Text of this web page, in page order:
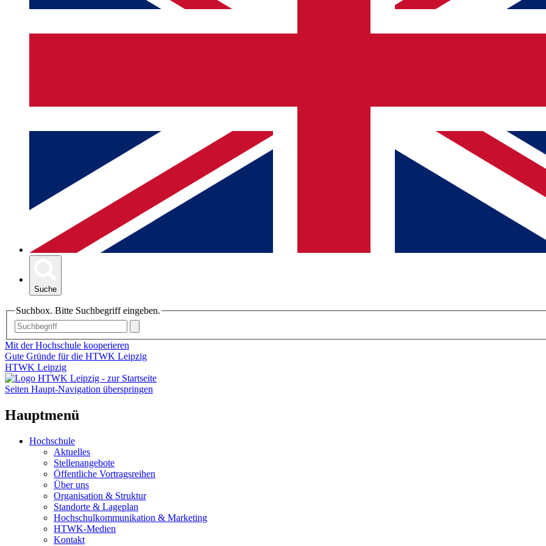
Suche
Suchbox. Bitte Suchbegriff eingeben.
Mit der Hochschule kooperieren
Gute Gründe für die HTWK Leipzig
HTWK Leipzig
Seiten Haupt-Navigation überspringen
Hauptmenü
Hochschule
Aktuelles
Stellenangebote
Öffentliche Vortragsreihen
Über uns
Organisation & Struktur
Standorte & Lageplan
Hochschulkommunikation & Marketing
HTWK-Medien
Kontakt